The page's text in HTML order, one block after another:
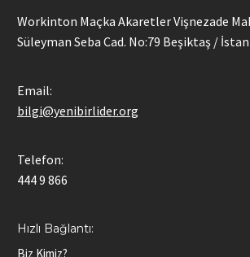
Workinton Maçka Akaretler Vişnezade
Süleyman Seba Cad. No:79 Beşiktaş /
Email:
bilgi@yenibirlider.org
Telefon:
444 9 866
Hızlı Bağlantı:
Biz Kimiz?